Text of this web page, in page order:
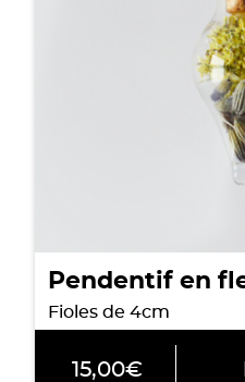
Pendentif en
Fioles de 4cm
15,00€